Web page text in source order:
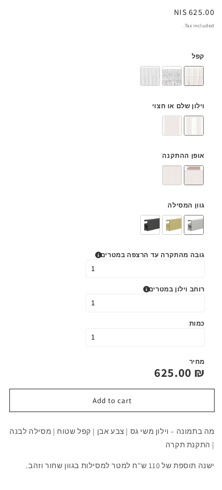
Regular
price
625.00 NIS
Tax included.
קפל
וילון שלם או חצוי
אופן ההתקנה
גוון המסילה
גובה מהתקרה עד הרצפה במטרים
רוחב וילון במטרים
כמות
מחיר
₪
625.00
Add to cart
מה בתמונה – וילון משי גס | צבע אבן | קפל שטוח | מסילה לבנה
| התקנת תקרה
ישנה תוספת של 110 ש"ח למטר למסילות בגוון שחור וזהב.